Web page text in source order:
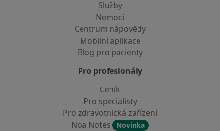
Služby
Nemoci
Centrum nápovědy
Mobilní aplikace
Blog pro pacienty
Pro profesionály
Ceník
Pro specialisty
Pro zdravotnická zařízení
Noa Notes
Novinka